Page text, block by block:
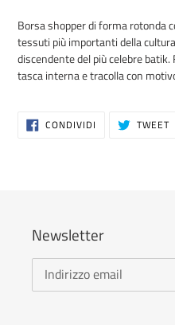
del
prodotto
nel
carrello
Borsa shopper di forma rotonda
tessuti più importanti della
discendente del più celebre
tasca interna e tracolla con
CONDIVIDI CONDIVIDITWEET
Newsletter